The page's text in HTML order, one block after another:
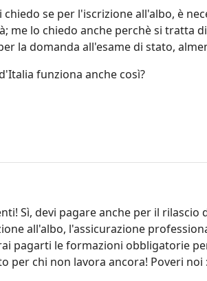
chiedo se per l'iscrizione all'albo, è
me lo chiedo anche perchè si tratta
la domanda all'esame di stato,
funziona anche così?
Sì, devi pagare anche per il
all'albo, l'assicurazione
pagarti le formazioni obbligatorie
per chi non lavora ancora! Poveri noi